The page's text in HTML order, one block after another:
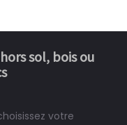
sol, bois ou
votre